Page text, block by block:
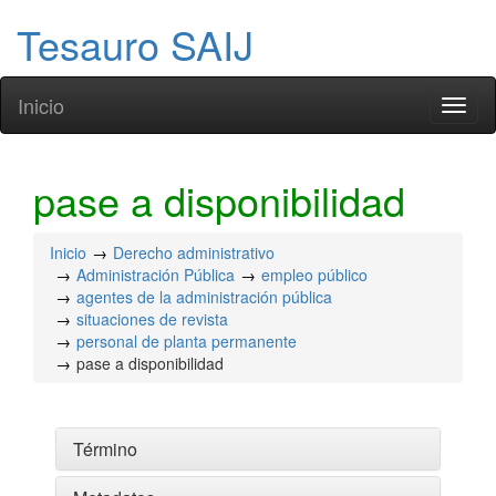
Tesauro SAIJ
Inicio
pase a disponibilidad
Inicio
Derecho administrativo
Administración Pública
empleo público
agentes de la administración pública
situaciones de revista
personal de planta permanente
pase a disponibilidad
Término